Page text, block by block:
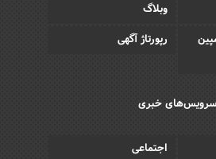
وبلاگ
رپورتاژ آگهی
سرویس‌های خبری
اجتماعی